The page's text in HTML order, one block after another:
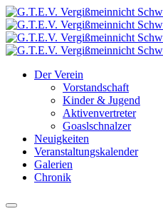
Der Verein
Vorstandschaft
Kinder & Jugend
Aktivenvertreter
Goaslschnalzer
Neuigkeiten
Veranstaltungskalender
Galerien
Chronik